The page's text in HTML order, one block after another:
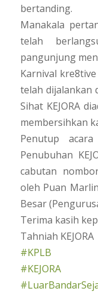
bertanding.
Manakala
telah
pangunjung
Karnival
telah dijalankan
Sihat KEJORA
membersihkan
Penutup
Penubuhan
cabutan
oleh Puan
Besar
Terima kasih
Tahniah KEJORA
#KPLB
#KEJORA